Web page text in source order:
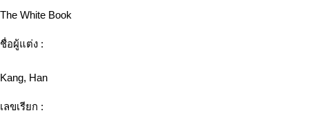
The White Book
ชื่อผู้แต่ง :
Kang, Han
เลขเรียก :